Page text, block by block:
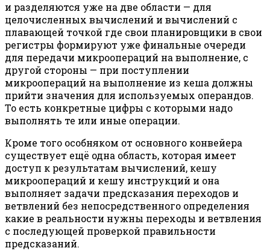
и разделяются уже на две области — для
целочисленных вычислений и вычислений с
плавающей точкой где свои планировщики в свои
регистры формируют уже финальные очереди
для передачи микроопераций на выполнение, с
другой стороны — при поступлении
микроопераций на выполнение из кеша должны
прийти значения для используемых операндов.
То есть конкретные цифры с которыми надо
выполнять те или иные операции.
Кроме того особняком от основного конвейера
существует ещё одна область, которая имеет
доступ к результатам вычислений, кешу
микроопераций и кешу инструкций и она
выполняет задачи предсказания переходов и
ветвлений без непосредственного определения
какие в реальности нужны переходы и ветвления
с последующей проверкой правильности
предсказаний.